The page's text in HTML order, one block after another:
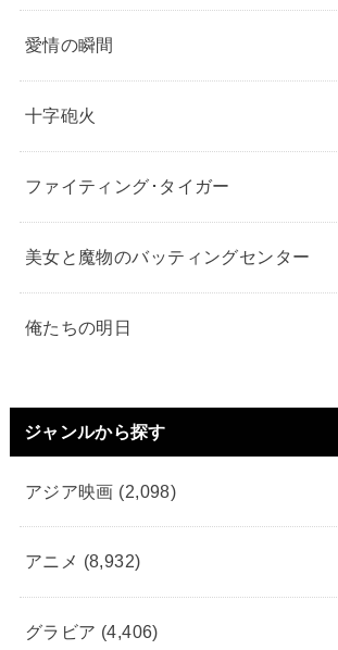
愛情の瞬間
十字砲火
ファイティング･タイガー
美女と魔物のバッティングセンター
俺たちの明日
ジャンルから探す
アジア映画 (2,098)
アニメ (8,932)
グラビア (4,406)